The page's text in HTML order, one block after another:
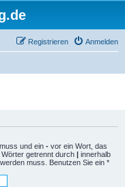
Anmelden
Registrieren
und ein - vor ein Wort, das
getrennt durch | innerhalb
muss. Benutzen Sie ein *